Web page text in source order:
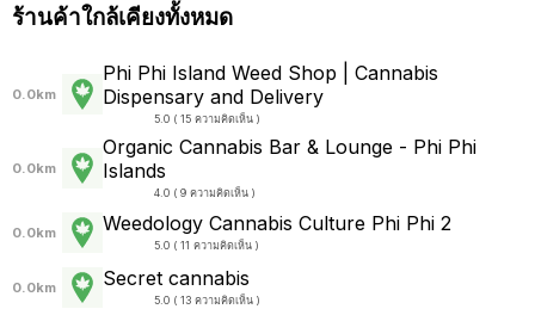
ร้านค้าใกล้เคียงทั้งหมด
0.0km
Phi Phi Island Weed Shop | Cannabis
Dispensary and Delivery
5.0 ( 15 ความคิดเห็น )
0.0km
Organic Cannabis Bar & Lounge - Phi Phi
Islands
4.0 ( 9 ความคิดเห็น )
0.0km Weedology Cannabis Culture Phi Phi 2
5.0 ( 11 ความคิดเห็น )
0.0km Secret cannabis
5.0 ( 13 ความคิดเห็น )